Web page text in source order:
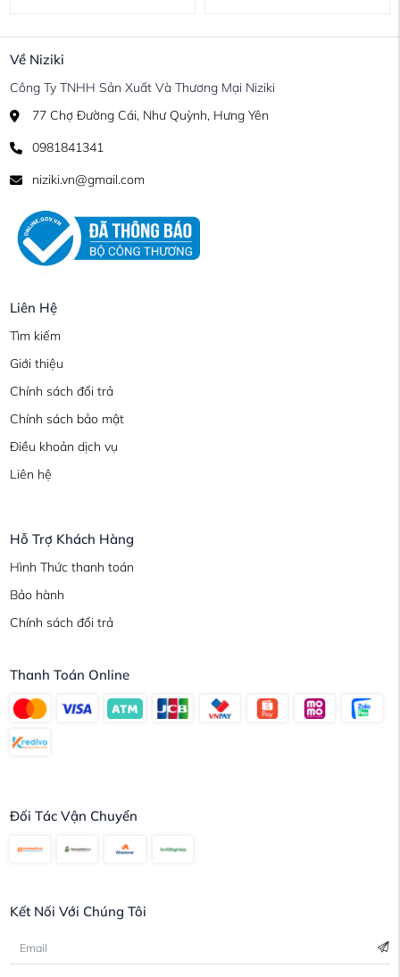
Về Niziki
Công Ty TNHH Sản Xuất Và Thương Mại Niziki
77 Chợ Đường Cái, Như Quỳnh, Hưng Yên
0981841341
niziki.vn@gmail.com
Liên Hệ
Tìm kiếm
Giới thiệu
Chính sách đổi trả
Chính sách bảo mật
Điều khoản dịch vụ
Liên hệ
Hỗ Trợ Khách Hàng
Hình Thức thanh toán
Bảo hành
Chính sách đổi trả
Thanh Toán Online
Đối Tác Vận Chuyển
Kết Nối Với Chúng Tôi